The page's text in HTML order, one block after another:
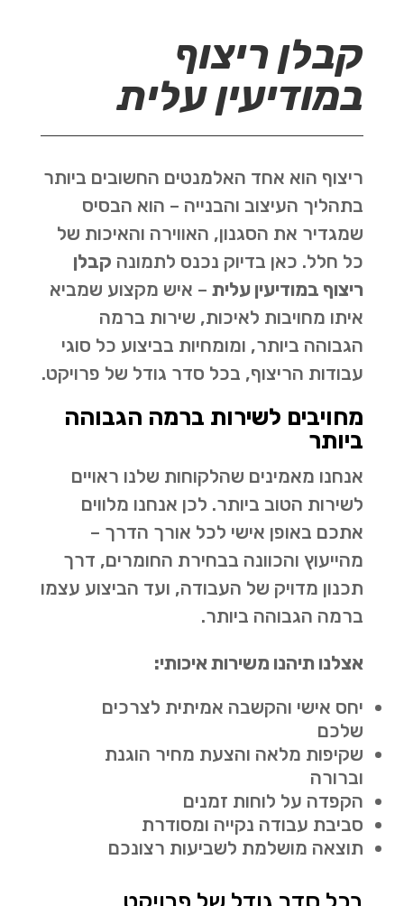
קבלן ריצוף
במודיעין עלית
ריצוף הוא אחד האלמנטים החשובים ביותר
בתהליך העיצוב והבנייה – הוא הבסיס
שמגדיר את הסגנון, האווירה והאיכות של
כל חלל. כאן בדיוק נכנס לתמונה קבלן
ריצוף במודיעין עלית– איש מקצוע שמביא
איתו מחויבות לאיכות, שירות ברמה
הגבוהה ביותר, ומומחיות בביצוע כל סוגי
עבודות הריצוף, בכל סדר גודל של פרויקט.
מחויבים לשירות ברמה הגבוהה
ביותר
אנחנו מאמינים שהלקוחות שלנו ראויים
לשירות הטוב ביותר. לכן אנחנו מלווים
אתכם באופן אישי לכל אורך הדרך –
מהייעוץ והכוונה בבחירת החומרים, דרך
תכנון מדויק של העבודה, ועד הביצוע עצמו
ברמה הגבוהה ביותר.
אצלנו תיהנו משירות איכותי:
יחס אישי והקשבה אמיתית לצרכים
שלכם
שקיפות מלאה והצעת מחיר הוגנת
וברורה
הקפדה על לוחות זמנים
סביבת עבודה נקייה ומסודרת
תוצאה מושלמת לשביעות רצונכם